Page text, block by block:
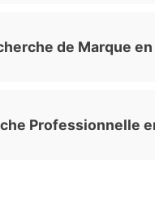
de Marque
Professionnelle